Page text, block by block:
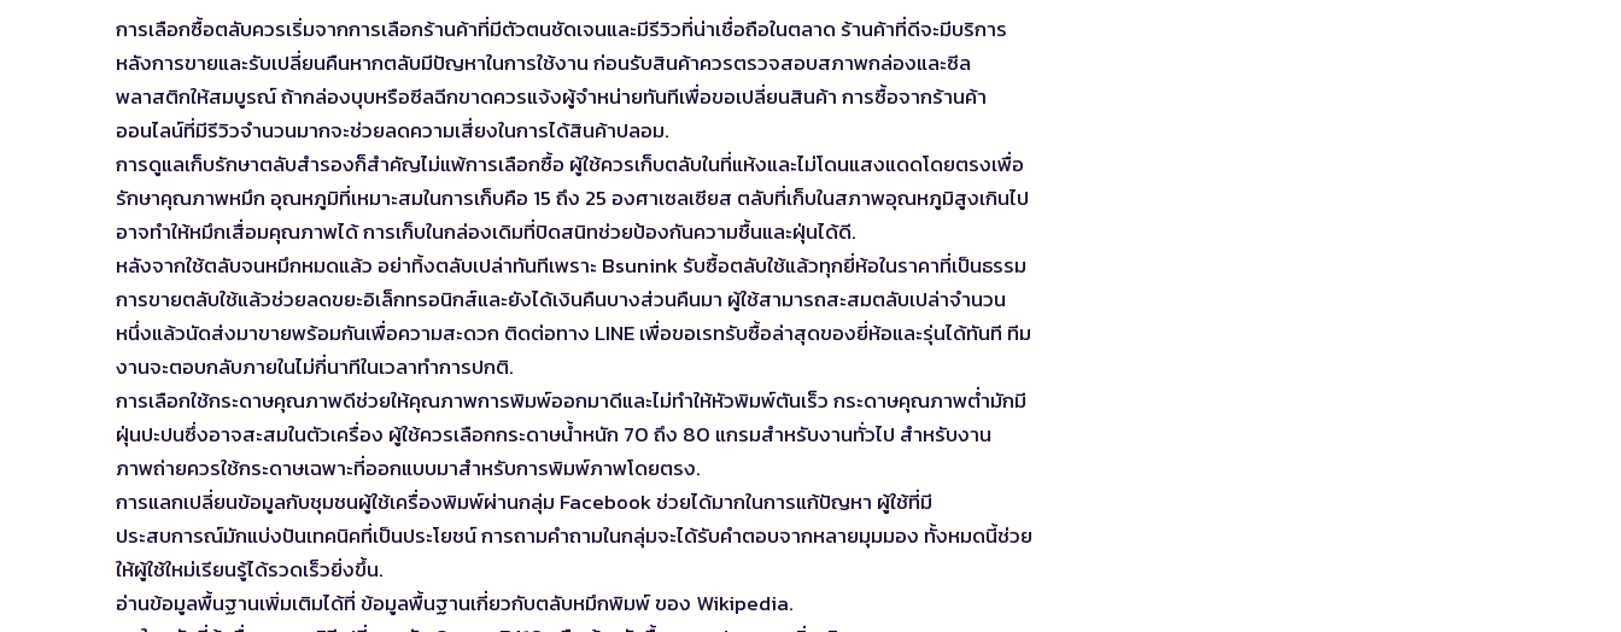
การเลือกซื้อตลับควรเริ่มจากการเลือกร้านค้าที่มีตัวตนชัดเจนและมีรีวิวที่น่าเชื่อถือในตลาด ร้านค้าที่ดีจะมีบริการ
หลังการขายและรับเปลี่ยนคืนหากตลับมีปัญหาในการใช้งาน ก่อนรับสินค้าควรตรวจสอบสภาพกล่องและซีล
พลาสติกให้สมบูรณ์ ถ้ากล่องบุบหรือซีลฉีกขาดควรแจ้งผู้จำหน่ายทันทีเพื่อขอเปลี่ยนสินค้า การซื้อจากร้านค้า
ออนไลน์ที่มีรีวิวจำนวนมากจะช่วยลดความเสี่ยงในการได้สินค้าปลอม.
การดูแลเก็บรักษาตลับสำรองก็สำคัญไม่แพ้การเลือกซื้อ ผู้ใช้ควรเก็บตลับในที่แห้งและไม่โดนแสงแดดโดยตรงเพื่อ
รักษาคุณภาพหมึก อุณหภูมิที่เหมาะสมในการเก็บคือ 15 ถึง 25 องศาเซลเซียส ตลับที่เก็บในสภาพอุณหภูมิสูงเกินไป
อาจทำให้หมึกเสื่อมคุณภาพได้ การเก็บในกล่องเดิมที่ปิดสนิทช่วยป้องกันความชื้นและฝุ่นได้ดี.
หลังจากใช้ตลับจนหมึกหมดแล้ว อย่าทิ้งตลับเปล่าทันทีเพราะ Bsunink รับซื้อตลับใช้แล้วทุกยี่ห้อในราคาที่เป็นธรรม
การขายตลับใช้แล้วช่วยลดขยะอิเล็กทรอนิกส์และยังได้เงินคืนบางส่วนคืนมา ผู้ใช้สามารถสะสมตลับเปล่าจำนวน
หนึ่งแล้วนัดส่งมาขายพร้อมกันเพื่อความสะดวก ติดต่อทาง LINE เพื่อขอเรทรับซื้อล่าสุดของยี่ห้อและรุ่นได้ทันที ทีม
งานจะตอบกลับภายในไม่กี่นาทีในเวลาทำการปกติ.
การเลือกใช้กระดาษคุณภาพดีช่วยให้คุณภาพการพิมพ์ออกมาดีและไม่ทำให้หัวพิมพ์ตันเร็ว กระดาษคุณภาพต่ำมักมี
ฝุ่นปะปนซึ่งอาจสะสมในตัวเครื่อง ผู้ใช้ควรเลือกกระดาษน้ำหนัก 70 ถึง 80 แกรมสำหรับงานทั่วไป สำหรับงาน
ภาพถ่ายควรใช้กระดาษเฉพาะที่ออกแบบมาสำหรับการพิมพ์ภาพโดยตรง.
การแลกเปลี่ยนข้อมูลกับชุมชนผู้ใช้เครื่องพิมพ์ผ่านกลุ่ม Facebook ช่วยได้มากในการแก้ปัญหา ผู้ใช้ที่มี
ประสบการณ์มักแบ่งปันเทคนิคที่เป็นประโยชน์ การถามคำถามในกลุ่มจะได้รับคำตอบจากหลายมุมมอง ทั้งหมดนี้ช่วย
ให้ผู้ใช้ใหม่เรียนรู้ได้รวดเร็วยิ่งขึ้น.
อ่านข้อมูลพื้นฐานเพิ่มเติมได้ที่ข้อมูลพื้นฐานเกี่ยวกับตลับหมึกพิมพ์ของ Wikipedia.